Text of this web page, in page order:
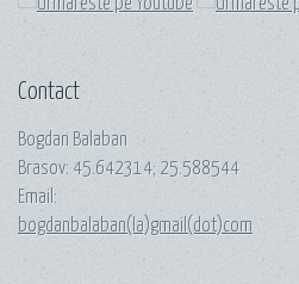
Contact
Bogdan Balaban
Brasov: 45.642314; 25.588544
Email:
bogdanbalaban(la)gmail(dot)com